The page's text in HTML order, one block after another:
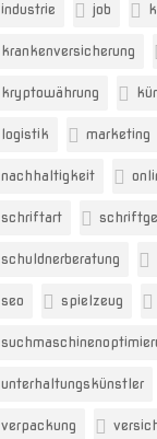
industrie job
krankenversicherung
kryptowährung
logistik marketing
nachhaltigkeit
schriftart
schuldnerberatung
seo spielzeug
unterhaltungskünstler
verpackung